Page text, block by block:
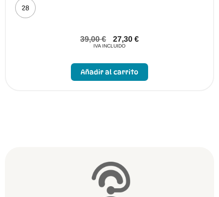
28
39,00€ 27,30 €
IVA INCLUIDO
Añadir al carrito